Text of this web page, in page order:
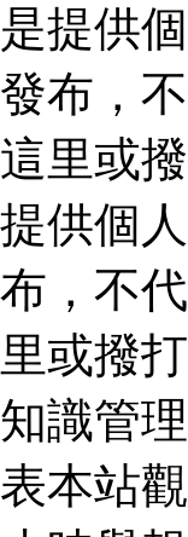
是提供
發布，
這里或
提供個
布，不
里或撥
知識管
表本站